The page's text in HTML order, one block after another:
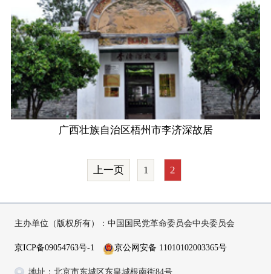
广西壮族自治区梧州市李济深故居
上一页 1 2
主办单位（版权所有）：中国国民党革命委员会中央委员会
京ICP备09054763号-1 京公网安备 11010102003365号
地址：北京市东城区东皇城根南街84号